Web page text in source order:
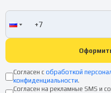
Согласен с обработкой
конфиденциальности.
Согласен на рекламные SMS и